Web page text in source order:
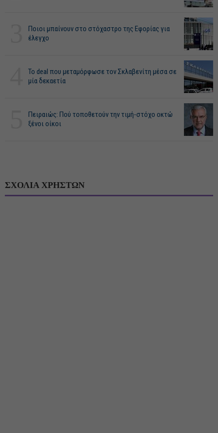
Ποιοι μπαίνουν στο στόχαστρο της Εφορίας για
έλεγχο
Το deal που μεταμόρφωσε τον Σκλαβενίτη μέσα σε
μία δεκαετία
Πειραιώς: Πού τοποθετούν την τιμή-στόχο οκτώ
ξένοι οίκοι
ΣΧΟΛΙΑ ΧΡΗΣΤΩΝ